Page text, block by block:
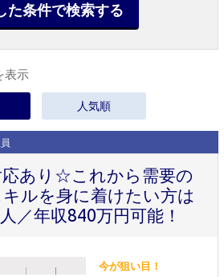
た条件で検索する
表示
人気順
応あり☆これから需要の
ルを身に着けたい方は
／年収840万円可能！
今が狙い目！